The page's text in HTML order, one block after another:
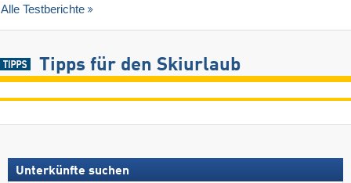
Alle Testberichte
Tipps für den Skiurlaub
Unterkünfte suchen